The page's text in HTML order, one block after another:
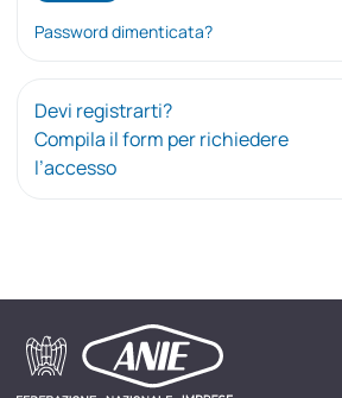
Password dimenticata?
Devi registrarti?
Compila il form per richiedere
l’accesso